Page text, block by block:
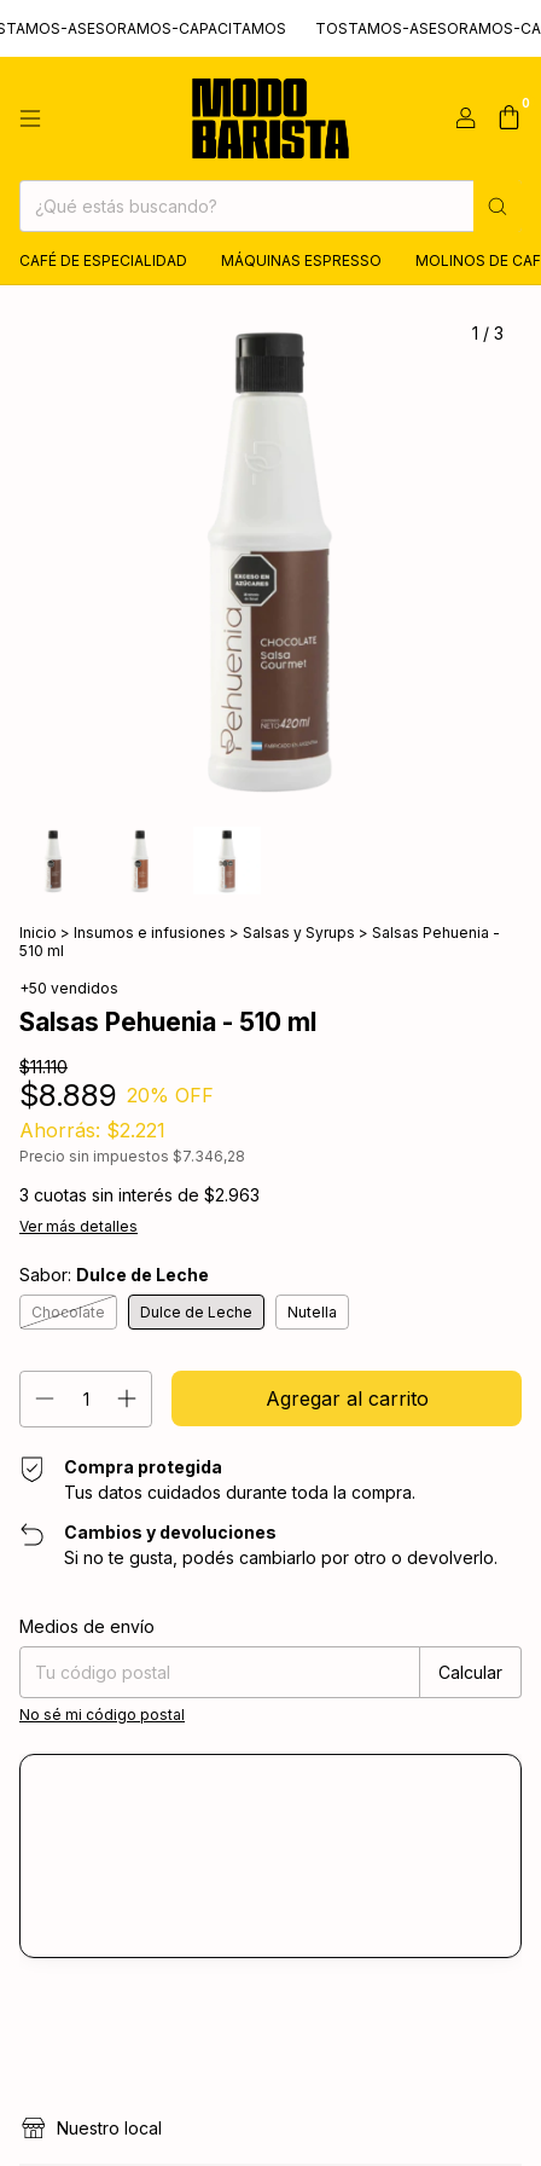
ASESORAMOS-CAPACITAMOS TOSTAMOS-ASESORAMOS-
0
CAFÉ DE ESPECIALIDAD MÁQUINAS ESPRESSO MOLINOS DE
1 / 3
Inicio > Insumos e infusiones > Salsas y Syrups > Salsas Pehuenia -
510 ml
+50 vendidos
Salsas Pehuenia - 510 ml
$11.110
$8.889 20% OFF
Ahorrás: $2.221
Precio sin impuestos $7.346,28
3 cuotas sin interés de $2.963
Ver más detalles
Sabor: Dulce de Leche
Chocolate Dulce de Leche Nutella
Compra protegida
Tus datos cuidados durante toda la compra.
Cambios y devoluciones
Si no te gusta, podés cambiarlo por otro o devolverlo.
Entregas para el CP:
Medios de envío
Calcular
No sé mi código postal
Nuestro local